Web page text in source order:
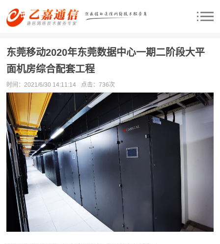
东莞移动2020年东莞数据中心一期二阶段大平
面机房综合配套工程
时间：2021/6/30 14:11:14 点击：736次